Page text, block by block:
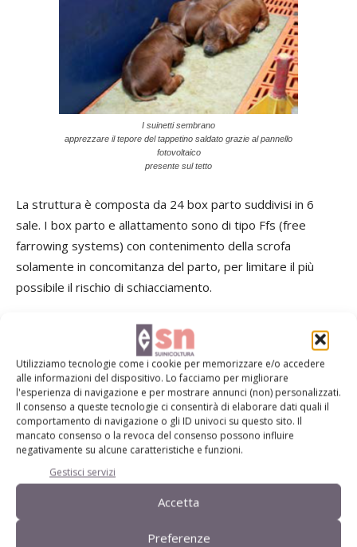
Utilizziamo tecnologie come i cookie per memorizzare e/o accedere
alle informazioni del dispositivo. Lo facciamo per migliorare
l'esperienza di navigazione e per mostrare annunci (non) personalizzati.
Il consenso a queste tecnologie ci consentirà di elaborare dati quali il
comportamento di navigazione o gli ID univoci su questo sito. Il
mancato consenso o la revoca del consenso possono influire
negativamente su alcune caratteristiche e funzioni.
Gestisci servizi
Accetta
Preferenze
I suinetti sembrano
apprezzare il tepore del tappetino saldato grazie al pannello
fotovoltaico
presente sul tetto
La struttura è composta da 24 box parto suddivisi in 6
sale. I box parto e allattamento sono di tipo Ffs (free
farrowing systems) con contenimento della scrofa
solamente in concomitanza del parto, per limitare il più
possibile il rischio di schiacciamento.
Dopo il parto le pareti laterali del box vengono allargate in
modo tale da garantire maggiore libertà di movimento alla
scrofa.
In alternativa alle classiche lampade, i suinetti usufruiscono
di un sistema di riscaldamento a pavimento allocato nella
zona del nido e costituito da un tappetino scaldato
attraverso ricircolo di acqua calda generata dai pannelli